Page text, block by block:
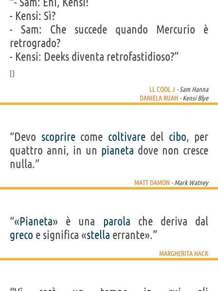
- Kensi: Sì?
- Sam: Che succede quando Mercurio è
retrogrado?
- Kensi: Deeks diventa retrofastidioso?”
LL COOL J - Sam Hanna
DANIELA RUAH - Kensi Blye
“Devo scoprirecome coltivaredel cibo, per
quattro anni, in un pianeta dove non cresce
nulla.”
MATT DAMON - Mark Watney
“«Pianeta» è una parola che deriva dal
greco e significa «stella errante».”
MARGHERITA HACK